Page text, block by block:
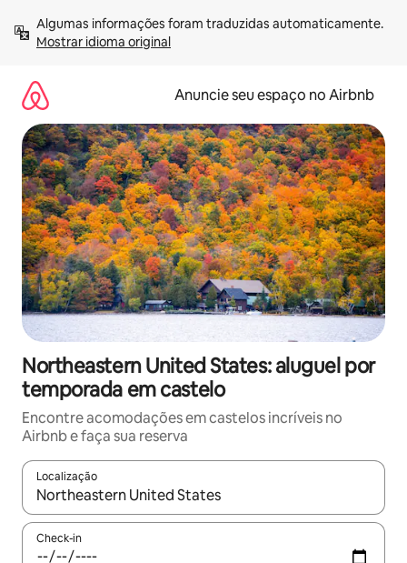
para
Mostrar idioma original
Anuncie seu espaço no Airbnb
Northeastern United States: aluguel por
temporada em castelo
Encontre acomodações em castelos incríveis no
Airbnb e faça sua reserva
Localização
Quando os resultados estiverem disponíveis, explore-os
Check-in